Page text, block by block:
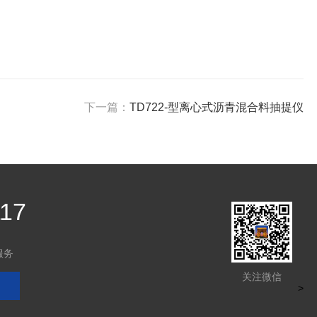
下一篇： TD722-型离心式沥青混合料抽提仪
务
关注微信
>